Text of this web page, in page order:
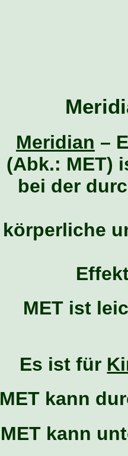
M
Meridian –
(Abk.: MET)
bei der
körperliche
MET ist
Es ist für
MET kann
MET kann